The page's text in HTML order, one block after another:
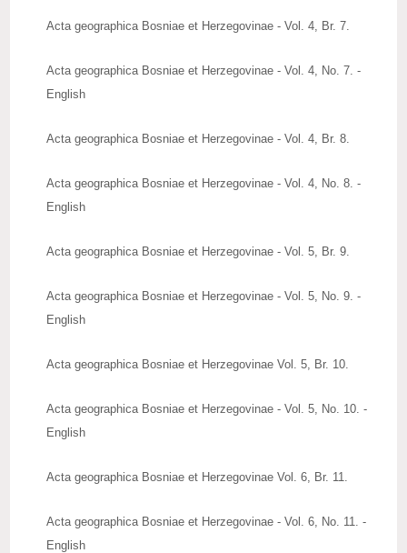
Acta geographica Bosniae et Herzegovinae - Vol. 4, Br. 7.
Acta geographica Bosniae et Herzegovinae - Vol. 4, No. 7. -
English
Acta geographica Bosniae et Herzegovinae - Vol. 4, Br. 8.
Acta geographica Bosniae et Herzegovinae - Vol. 4, No. 8. -
English
Acta geographica Bosniae et Herzegovinae - Vol. 5, Br. 9.
Acta geographica Bosniae et Herzegovinae - Vol. 5, No. 9. -
English
Acta geographica Bosniae et Herzegovinae Vol. 5, Br. 10.
Acta geographica Bosniae et Herzegovinae - Vol. 5, No. 10. -
English
Acta geographica Bosniae et Herzegovinae Vol. 6, Br. 11.
Acta geographica Bosniae et Herzegovinae - Vol. 6, No. 11. -
English